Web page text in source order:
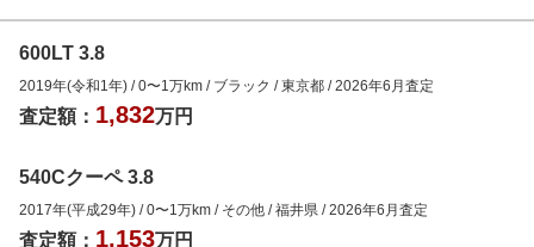
600LT 3.8
2019年(令和1年) /0〜1 万km / ブラック /東京都 /2026年6月査定
査定額： 1,832万円
540Cクーペ 3.8
2017年(平成29年) /0〜1 万km / その他 /福井県 /2026年6月査定
査定額： 1,153万円